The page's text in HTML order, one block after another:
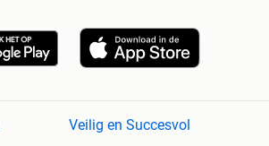
Veilig en Succesvol